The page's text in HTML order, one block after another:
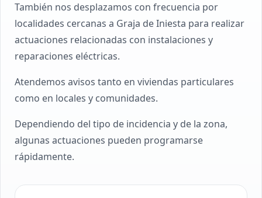
También nos desplazamos con frecuencia por
localidades cercanas a Graja de Iniesta para realizar
actuaciones relacionadas con instalaciones y
reparaciones eléctricas.
Atendemos avisos tanto en viviendas particulares
como en locales y comunidades.
Dependiendo del tipo de incidencia y de la zona,
algunas actuaciones pueden programarse
rápidamente.